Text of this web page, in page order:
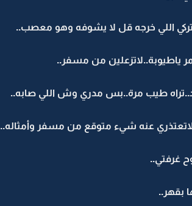
اللي خرجه قل لا يشوفه وهو معصب..
ياطيوبة..لاتزعلين من مسفر..
طيب مرة..بس مدري وش اللي صابه..
عنه شيء متوقع من مسفر وأمثاله..
غرفتي..
بقهر..